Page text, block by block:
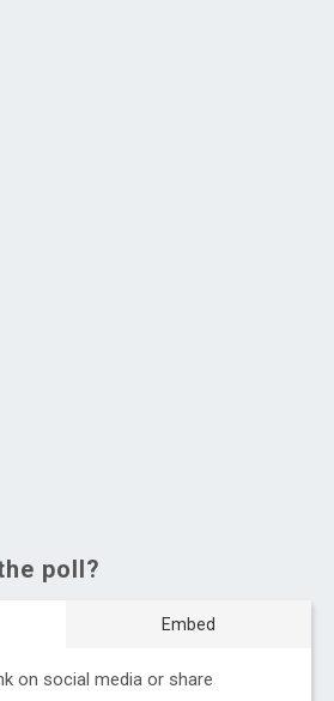
poll?
Embed
on social media or share